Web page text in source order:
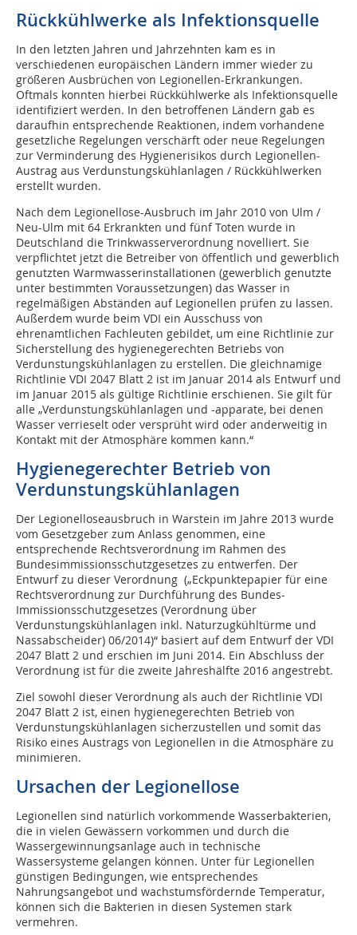
Rückkühlwerke als Infektionsquelle
In den letzten Jahren und Jahrzehnten kam es in
verschiedenen europäischen Ländern immer wieder zu
größeren Ausbrüchen von Legionellen-Erkrankungen.
Oftmals konnten hierbei Rückkühlwerke als Infektionsquelle
identifiziert werden. In den betroffenen Ländern gab es
daraufhin entsprechende Reaktionen, indem vorhandene
gesetzliche Regelungen verschärft oder neue Regelungen
zur Verminderung des Hygienerisikos durch Legionellen-
Austrag aus Verdunstungskühlanlagen / Rückkühlwerken
erstellt wurden.
Nach dem Legionellose-Ausbruch im Jahr 2010 von Ulm /
Neu-Ulm mit 64 Erkrankten und fünf Toten wurde in
Deutschland die Trinkwasserverordnung novelliert. Sie
verpflichtet jetzt die Betreiber von öffentlich und gewerblich
genutzten Warmwasserinstallationen (gewerblich genutzte
unter bestimmten Voraussetzungen) das Wasser in
regelmäßigen Abständen auf Legionellen prüfen zu lassen.
Außerdem wurde beim VDI ein Ausschuss von
ehrenamtlichen Fachleuten gebildet, um eine Richtlinie zur
Sicherstellung des hygienegerechten Betriebs von
Verdunstungskühlanlagen zu erstellen. Die gleichnamige
Richtlinie VDI 2047 Blatt 2 ist im Januar 2014 als Entwurf und
im Januar 2015 als gültige Richtlinie erschienen. Sie gilt für
alle „Verdunstungskühlanlagen und -apparate, bei denen
Wasser verrieselt oder versprüht wird oder anderweitig in
Kontakt mit der Atmosphäre kommen kann.“
Hygienegerechter Betrieb von
Verdunstungskühlanlagen
Der Legionelloseausbruch in Warstein im Jahre 2013 wurde
vom Gesetzgeber zum Anlass genommen, eine
entsprechende Rechtsverordnung im Rahmen des
Bundesimmissionsschutzgesetzes zu entwerfen. Der
Entwurf zu dieser Verordnung („Eckpunktepapier für eine
Rechtsverordnung zur Durchführung des Bundes-
Immissionsschutzgesetzes (Verordnung über
Verdunstungskühlanlagen inkl. Naturzugkühltürme und
Nassabscheider) 06/2014)“ basiert auf dem Entwurf der VDI
2047 Blatt 2 und erschien im Juni 2014. Ein Abschluss der
Verordnung ist für die zweite Jahreshälfte 2016 angestrebt.
Ziel sowohl dieser Verordnung als auch der Richtlinie VDI
2047 Blatt 2 ist, einen hygienegerechten Betrieb von
Verdunstungskühlanlagen sicherzustellen und somit das
Risiko eines Austrags von Legionellen in die Atmosphäre zu
minimieren.
Ursachen der Legionellose
Legionellen sind natürlich vorkommende Wasserbakterien,
die in vielen Gewässern vorkommen und durch die
Wassergewinnungsanlage auch in technische
Wassersysteme gelangen können. Unter für Legionellen
günstigen Bedingungen, wie entsprechendes
Nahrungsangebot und wachstumsfördernde Temperatur,
können sich die Bakterien in diesen Systemen stark
vermehren.